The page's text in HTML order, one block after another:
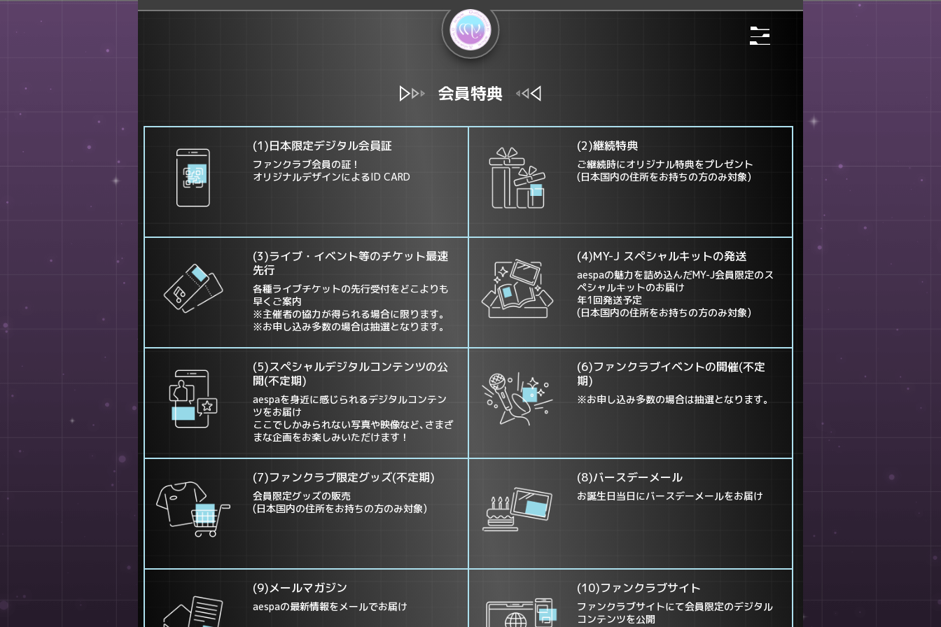
会員特典
(1)日本限定デジタル会員証
ファンクラブ会員の証！
オリジナルデザインによるID CARD
(2)継続特典
ご継続時にオリジナル特典をプレゼント
(日本国内の住所をお持ちの方のみ対象)
(3)ライブ・イベント等のチケット最速
先行
各種ライブチケットの先行受付をどこよりも
早くご案内
※主催者の協力が得られる場合に限ります｡
※お申し込み多数の場合は抽選となります｡
(4)MY-J スペシャルキットの発送
aespaの魅力を詰め込んだMY-J会員限定のス
ペシャルキットのお届け
年1回発送予定
(日本国内の住所をお持ちの方のみ対象)
(5)スペシャルデジタルコンテンツの公
開(不定期)
aespaを身近に感じられるデジタルコンテン
ツをお届け
ここでしかみられない写真や映像など､さまざ
まな企画をお楽しみいただけます！
(6)ファンクラブイベントの開催(不定
期)
※お申し込み多数の場合は抽選となります｡
(7)ファンクラブ限定グッズ(不定期)
会員限定グッズの販売
(日本国内の住所をお持ちの方のみ対象)
(8)バースデーメール
お誕生日当日にバースデーメールをお届け
(9)メールマガジン
aespaの最新情報をメールでお届け
(10)ファンクラブサイト
ファンクラブサイトにて会員限定のデジタル
コンテンツを公開